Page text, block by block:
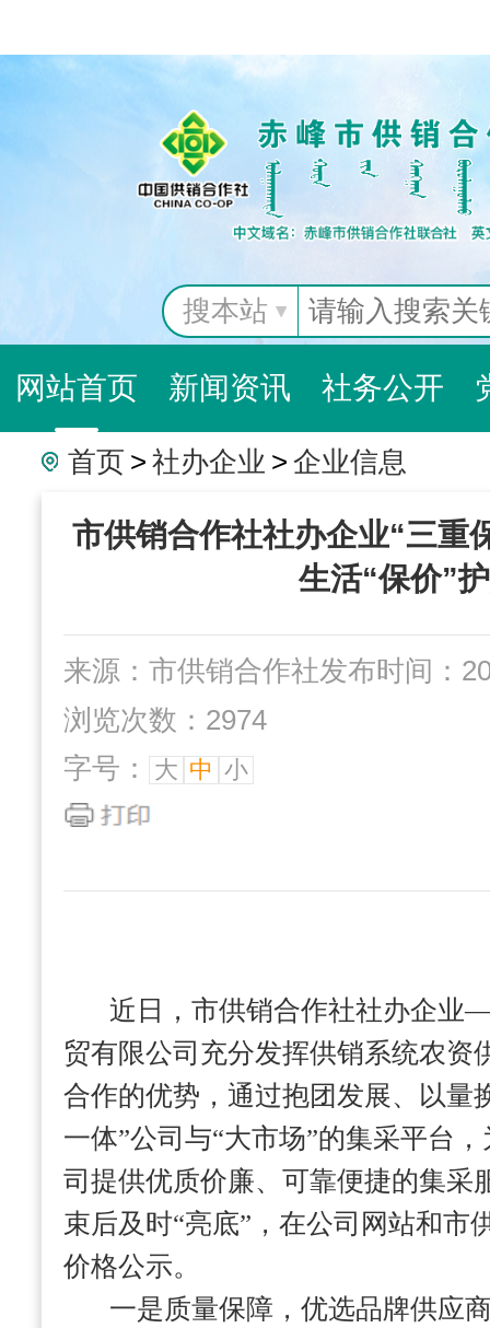
搜本站
网站首页 新闻资讯 社务公开
“三位一体”组织社办企业 互动交流
首页 > 社办企业 > 企业信息
市供销合作社社办企业“三重
生活“保价”
来源：市供销合作社发布时间：
浏览次数：2974
字号：
大 中 小
近日，市供销合作社社办企
贸有限公司充分发挥供销系统农资
合作的优势，通过抱团发展、以量
一体”公司与“大市场”的集采平台
司提供优质价廉、可靠便捷的集采
束后及时“亮底”，在公司网站和市
价格公示。
一是质量保障，优选品牌供应